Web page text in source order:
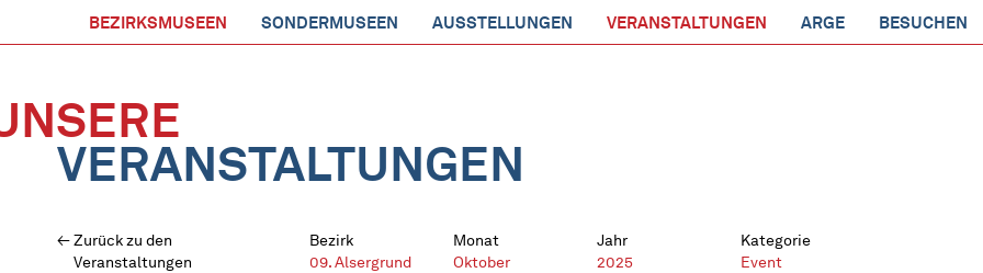
BEZIRKSMUSEEN SONDERMUSEEN AUSSTELLUNGEN VERANSTALTUNGEN ARGE BESUCHEN
VERANSTALTUNGEN
Zurück zu den
Veranstaltungen
Bezirk
09. Alsergrund
Monat
Oktober
Jahr
2025
Kategorie
Event